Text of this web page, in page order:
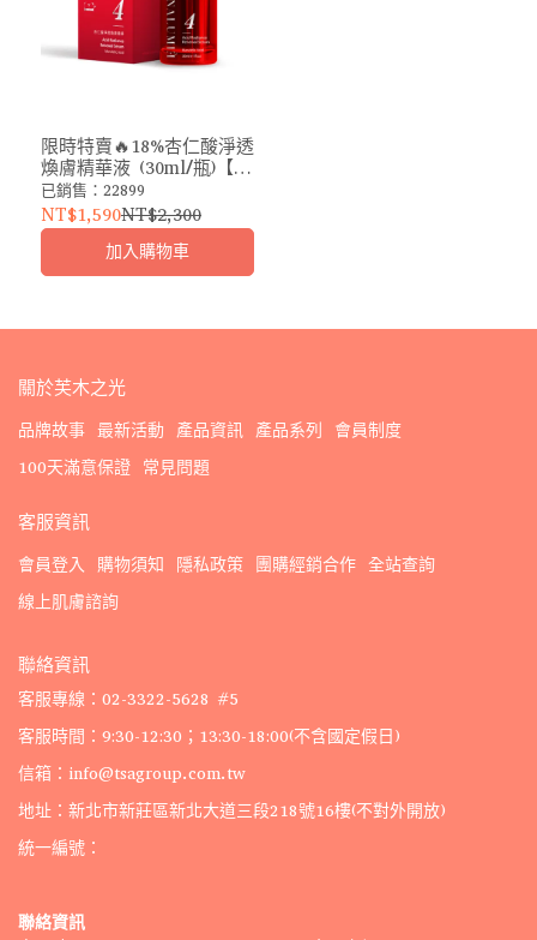
限時特賣🔥18%杏仁酸淨透
煥膚精華液 (30ml/瓶)【多
規格】<已享特賣價不參與
VIP優惠/最短效期：2026-
11-13>
已銷售：22899
NT$1,590NT$2,300
加入購物車
關於芙木之光
品牌故事 最新活動 產品資訊 產品系列
會員制度
100天滿意保證 常見問題
客服資訊
會員登入 購物須知 隱私政策 團購經銷合作 全站查詢
線上肌膚諮詢
聯絡資訊
客服專線：02-3322-5628 #5
客服時間：9:30-12:30；13:30-18:00(不含國定假日)
信箱：info@tsagroup.com.tw
地址：新北市新莊區新北大道三段218號16樓(不對外開放)
統一編號：
聯絡資訊